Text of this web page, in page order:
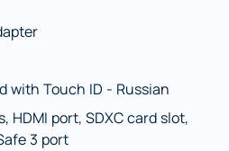
with Touch ID - Russian
HDMI port, SDXC card slot,
3 port